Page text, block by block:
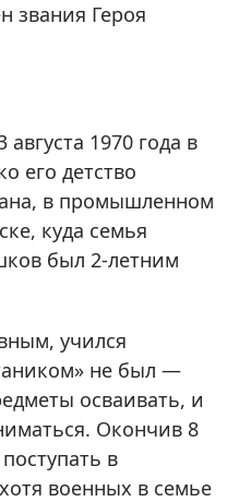
звания Героя
1970 года в
его детство
в промышленном
куда семья
был 2-летним
учился
не был —
осваивать, и
Окончив 8
в
военных в семье